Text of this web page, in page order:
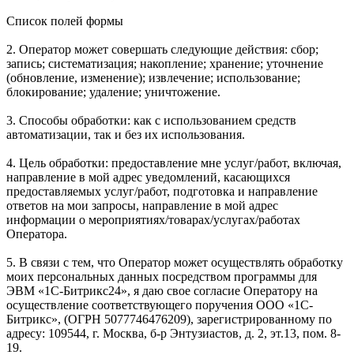
Список полей формы
2. Оператор может совершать следующие действия: сбор;
запись; систематизация; накопление; хранение; уточнение
(обновление, изменение); извлечение; использование;
блокирование; удаление; уничтожение.
3. Способы обработки: как с использованием средств
автоматизации, так и без их использования.
4. Цель обработки: предоставление мне услуг/работ, включая,
направление в мой адрес уведомлений, касающихся
предоставляемых услуг/работ, подготовка и направление
ответов на мои запросы, направление в мой адрес
информации о мероприятиях/товарах/услугах/работах
Оператора.
5. В связи с тем, что Оператор может осуществлять обработку
моих персональных данных посредством программы для
ЭВМ «1С-Битрикс24», я даю свое согласие Оператору на
осуществление соответствующего поручения ООО «1С-
Битрикс», (ОГРН 5077746476209), зарегистрированному по
адресу: 109544, г. Москва, б-р Энтузиастов, д. 2, эт.13, пом. 8-
19.